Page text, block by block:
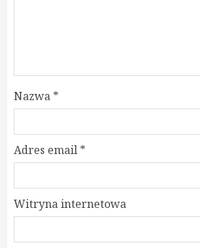
Nazwa *
Adres email *
Witryna internetowa